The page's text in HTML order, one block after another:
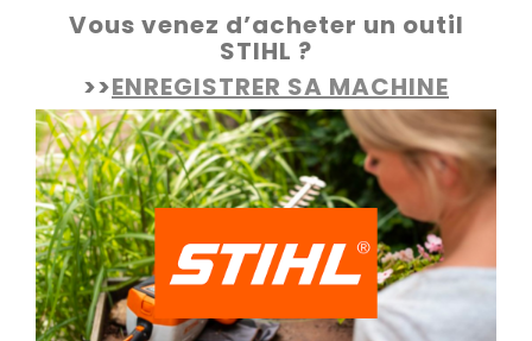
Vous venez d’acheter un outil
STIHL ?
>>ENREGISTRER SA MACHINE